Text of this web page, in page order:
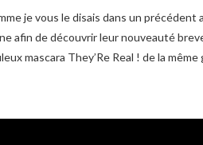
je vous le disais dans un précédent
afin de découvrir leur nouveauté
mascara They’Re Real ! de la